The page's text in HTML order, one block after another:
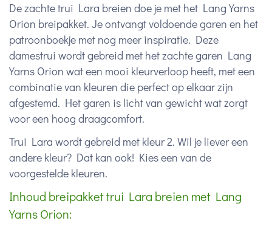
De zachte trui Lara breien doe je met het Lang Yarns
Orion breipakket. Je ontvangt voldoende garen en het
patroonboekje met nog meer inspiratie. Deze
damestrui wordt gebreid met het zachte garen Lang
Yarns Orion wat een mooi kleurverloop heeft, met een
combinatie van kleuren die perfect op elkaar zijn
afgestemd. Het garen is licht van gewicht wat zorgt
voor een hoog draagcomfort.
Trui Lara wordt gebreid met kleur 2. Wil je liever een
andere kleur? Dat kan ook! Kies een van de
voorgestelde kleuren.
Inhoud breipakket trui Lara breien met Lang
Yarns Orion: